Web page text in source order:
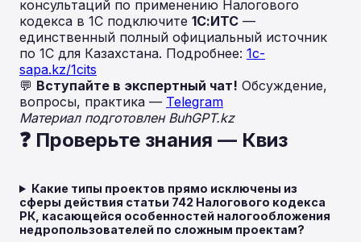
консультаций по применению Налогового
кодекса в 1С подключите 1С:ИТС —
единственный полный официальный источник
по 1С для Казахстана. Подробнее: 1c-
sapa.kz/1cits
💬 Вступайте в экспертный чат! Обсуждение,
вопросы, практика — Telegram
Материал подготовлен BuhGPT.kz
❓ Проверьте знания — Квиз
Какие типы проектов прямо исключены из
сферы действия статьи 742 Налогового кодекса
РК, касающейся особенностей налогообложения
недропользователей по сложным проектам?